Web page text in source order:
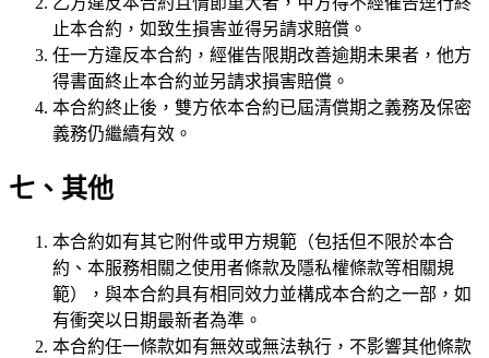
止本合約，如致生損害並得另請求賠償。
任一方違反本合約，經催告限期改善逾期未果者，他方
得書面終止本合約並另請求損害賠償。
本合約終止後，雙方依本合約已屆清償期之義務及保密
義務仍繼續有效。
七、其他
本合約如有其它附件或甲方規範（包括但不限於本合
約、本服務相關之使用者條款及隱私權條款等相關規
範），與本合約具有相同效力並構成本合約之一部，如
有衝突以日期最新者為準。
本合約任一條款如有無效或無法執行，不影響其他條款